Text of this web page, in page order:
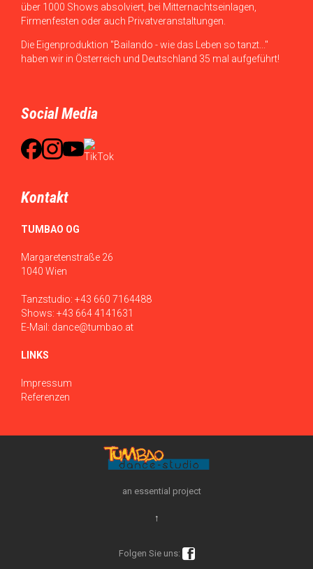
über 1000 Shows absolviert, bei Mitternachtseinlagen,
Firmenfesten oder auch Privatveranstaltungen.
Die Eigenproduktion "Bailando - wie das Leben so tanzt..."
haben wir in Österreich und Deutschland 35 mal aufgeführt!
Social Media
Kontakt
TUMBAO OG
Margaretenstraße 26
1040 Wien
Tanzstudio: +43 660 7164488
Shows: +43 664 4141631
E-Mail: dance@tumbao.at
LINKS
Impressum
Referenzen
an essential project
↑
Folgen Sie uns: 